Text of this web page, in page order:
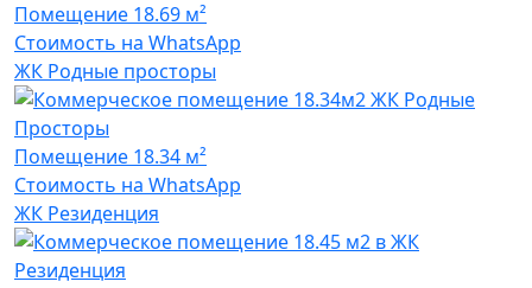
Помещение 18.69 м²
Стоимость на WhatsApp
ЖК Родные просторы
Помещение 18.34 м²
Стоимость на WhatsApp
ЖК Резиденция